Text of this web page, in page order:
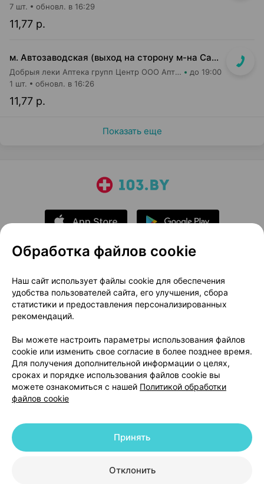
11,77 р.
7 шт. обновл. в 16:29
м. Автозаводская (выход на сторону м-на Санта)
Добрыя леки Аптека групп Центр ООО Аптека №4 до 19:00
11,77 р.
1 шт. обновл. в 16:26
Показать еще
О проекте
Новости проекта
Размещение рекламы
Медицинский маркетинг
Публичный договор
Доставка
Способы оплаты
Вакансии
Партнеры
Написать руководителю 103.by
Написать в поддержку
Персональные настройки Cookie
© 2026 ООО «Артокс Лаб», УНП 191700409 | 220012, Республика Беларусь,
+375 291212755
Обработка файлов cookie
Наш сайт использует файлы cookie для обеспечения
удобства пользователей сайта, его улучшения, сбора
статистики и предоставления персонализированных
рекомендаций.
Вы можете настроить параметры использования файлов
cookie или изменить свое согласие в более позднее время.
Для получения дополнительной информации о целях,
сроках и порядке использования файлов cookie вы
можете ознакомиться с нашей Политикой обработки
файлов cookie
Отклонить
Принять